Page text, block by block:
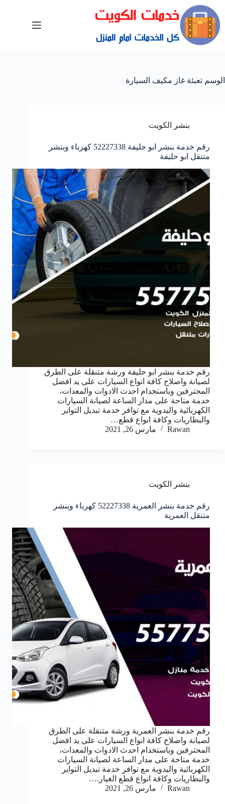
الوسم تعبئة غاز مكيف السيارة
بنشر الكويت
رقم خدمة بنشر ابو حليفة 52227338 كهرباء وبنشر
متنقل ابو حليفة
رقم خدمة بنشر ابو حليفة ورشة متنقلة على الطرق
لصيانة واصلاح كافة انواع السيارات على يد افضل
المحترفين وباستخدام احدث الادوات والمعدات،
خدمة متاحة على مدار الساعة لصيانة السيارات
الكهربائية واليدوية مع توافر خدمة تبديل التواير
والبطاريات وكافة انواع قطع…
Rawan
مارس 26, 2021
بنشر الكويت
رقم خدمة بنشر العمرية 52227338 كهرباء وبنشر
متنقل العمرية
رقم خدمة بنشر العمرية ورشة متنقلة على الطرق
لصيانة واصلاح كافة انواع السيارات على يد افضل
المحترفين وباستخدام احدث الادوات والمعدات،
خدمة متاحة على مدار الساعة لصيانة السيارات
الكهربائية واليدوية مع توافر خدمة تبديل التواير
والبطاريات وكافة انواع قطع الغيار.…
Rawan
مارس 26, 2021